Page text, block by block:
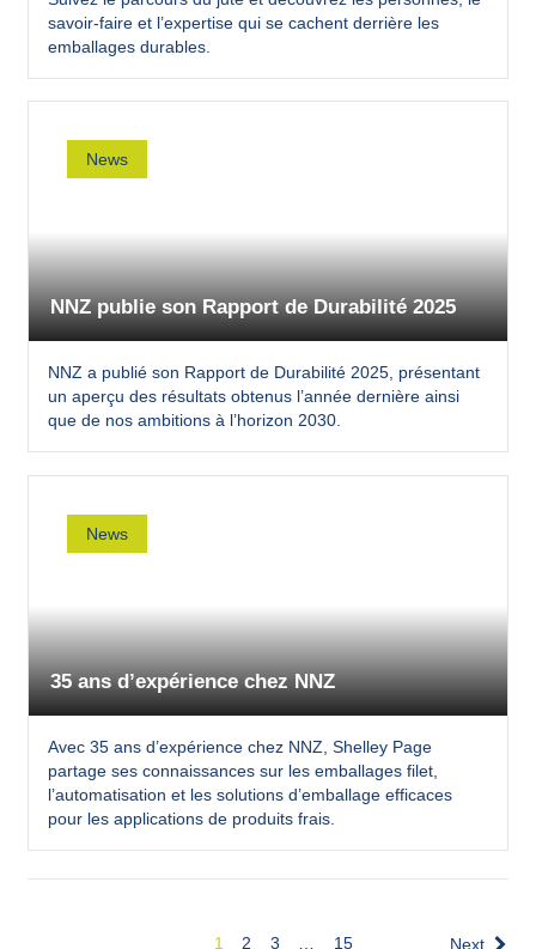
savoir-faire et l’expertise qui se cachent derrière les
emballages durables.
News
NNZ publie son Rapport de Durabilité 2025
NNZ a publié son Rapport de Durabilité 2025, présentant
un aperçu des résultats obtenus l’année dernière ainsi
que de nos ambitions à l’horizon 2030.
News
35 ans d’expérience chez NNZ
Avec 35 ans d’expérience chez NNZ, Shelley Page
partage ses connaissances sur les emballages filet,
l’automatisation et les solutions d’emballage efficaces
pour les applications de produits frais.
1 2 3 … 15 Next